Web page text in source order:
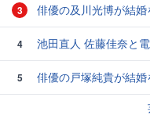
3 俳優の及川光博が結婚
4 池田直人 佐藤佳奈と
5
俳優の戸塚純貴が結婚